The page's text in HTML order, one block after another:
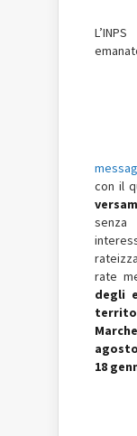
con il
rate
degli
18